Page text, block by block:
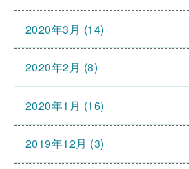
2020年3月 (14)
2020年2月 (8)
2020年1月 (16)
2019年12月 (3)